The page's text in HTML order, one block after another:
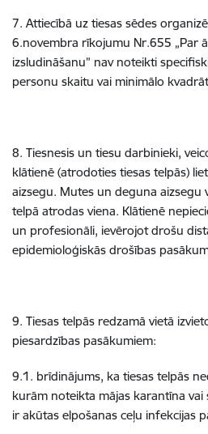
7. Attiecībā uz tiesas sēdes
6.novembra rīkojumu Nr.655 „Par
izsludināšanu” nav noteikti
personu skaitu vai minimālo
8. Tiesnesis un tiesu darbinieki,
klātienē (atrodoties tiesas telpās)
aizsegu. Mutes un deguna aizsegu
telpā atrodas viena. Klātienē
un profesionāli, ievērojot drošu
epidemioloģiskās drošības
9. Tiesas telpās redzamā vietā
piesardzības pasākumiem:
9.1. brīdinājums, ka tiesas telpās
kurām noteikta mājas karantīna vai
ir akūtas elpošanas ceļu infekcijas